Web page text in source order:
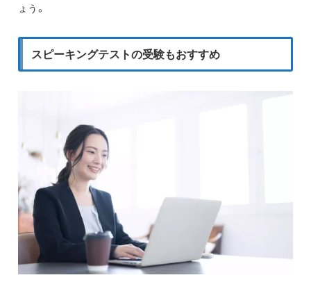
ょう。
スピーキングテストの受験もおすすめ